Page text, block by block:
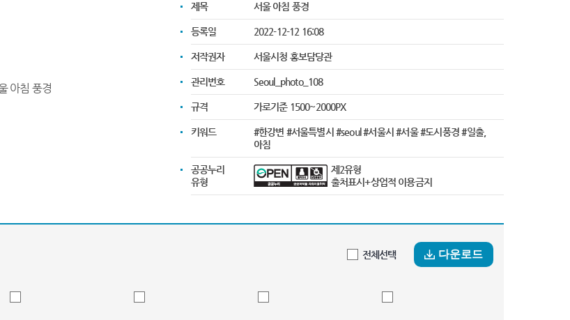
제목 서울 아침 풍경
등록일 2022-12-12 16:08
저작권자 서울시청 홍보담당관
관리번호 Seoul_photo_108
규격 가로기준 1500~2000PX
키워드
#한강변 #서울특별시 #seoul #서울시 #서울 #도시풍경 #일출,
아침
공공누리
유형
제2유형
출처표시+상업적 이용금지
전체선택 다운로드